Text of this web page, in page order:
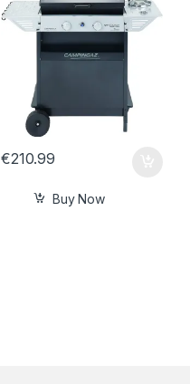
€210.99
Buy Now